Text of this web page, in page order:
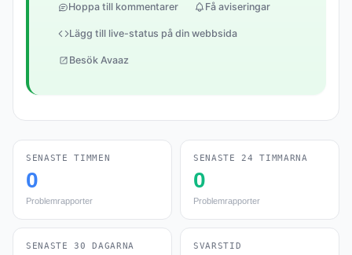
Hoppa till kommentarer Få aviseringar
Lägg till live-status på din webbsida
Besök Avaaz
SENASTE TIMMEN
0
Problemrapporter
SENASTE 24 TIMMARNA
0
Problemrapporter
SENASTE 30 DAGARNA SVARSTID